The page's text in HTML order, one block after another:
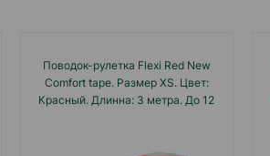
Поводок-рулетка Flexi Red New
Comfort tape. Размер XS. Цвет:
Красный. Длинна: 3 метра. До 12